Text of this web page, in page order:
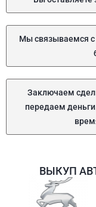
Мы связываемся
Заключаем
передаем
ВЫКУП